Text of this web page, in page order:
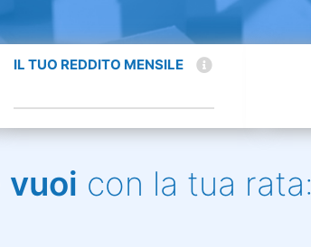
IL TUO REDDITO MENSILE
vuoi con la tua rata: